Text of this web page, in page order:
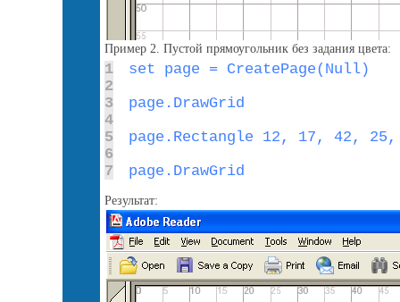
Пример 2. Пустой прямоугольник без задания цвета:
1
2
3
4
5
6
7
page.DrawGrid
Результат: